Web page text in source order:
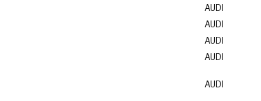
AUDI
AUDI
AUDI
AUDI
AUDI